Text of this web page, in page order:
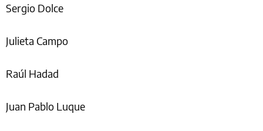
Sergio Dolce
Julieta Campo
Raúl Hadad
Juan Pablo Luque